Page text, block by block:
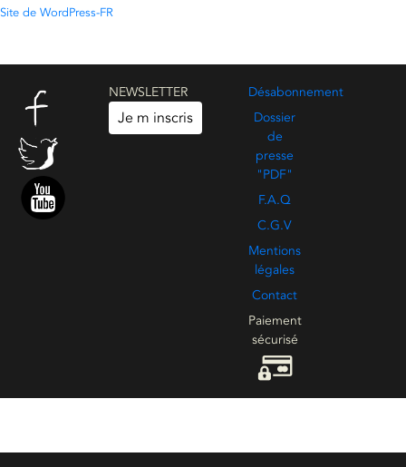
Site de WordPress-FR
NEWSLETTER
Je m inscris
Désabonnement
Dossier
de
presse
"PDF"
F.A.Q
C.G.V
Mentions
légales
Contact
Paiement
sécurisé